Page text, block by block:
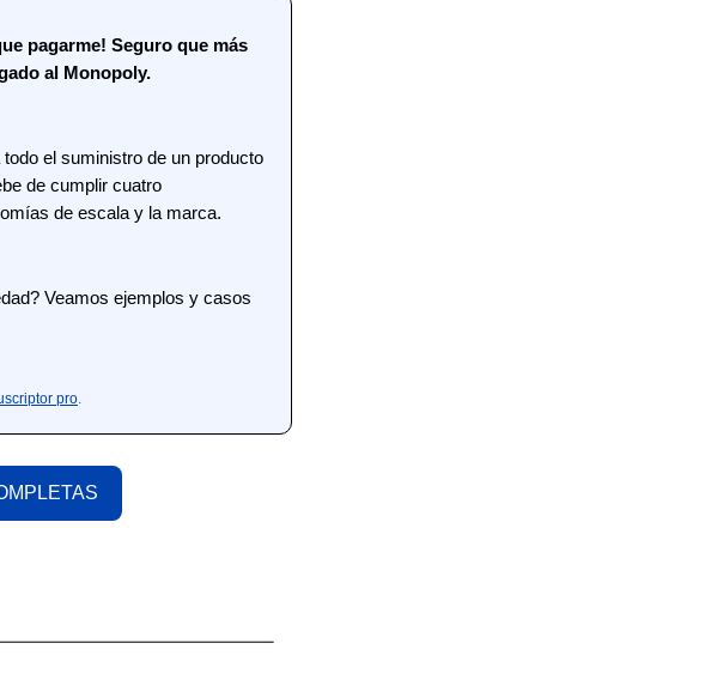
pagarme! Seguro que más
al Monopoly.
el suministro de un producto
de cumplir cuatro
de escala y la marca.
Veamos ejemplos y casos
pro.